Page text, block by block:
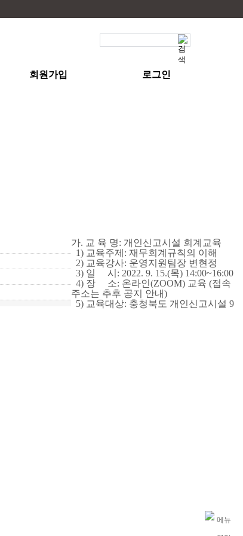
회원가입 로그인
가. 교 육 명: 개인신고시설 회계교육
1) 교육주제 : 재무회계규칙의 이해
2) 교육강사: 운영지원팀장 변현정
3) 일 시 : 2022. 9. 15.(목) 14:00~16:00
4) 장 소: 온라인 (ZOOM) 교육 (접속
주소는 추후 공지 안내)
5) 교육대상: 충청북도 개인신고시설 9